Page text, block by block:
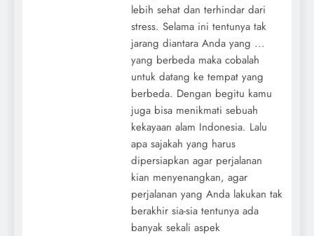
lebih sehat dan terhindar dari
stress. Selama ini tentunya tak
jarang diantara Anda yang ...
yang berbeda maka cobalah
untuk datang ke tempat yang
berbeda. Dengan begitu kamu
juga bisa menikmati sebuah
kekayaan alam Indonesia. Lalu
apa sajakah yang harus
dipersiapkan agar perjalanan
kian menyenangkan, agar
perjalanan yang Anda lakukan tak
berakhir sia-sia tentunya ada
banyak sekali aspek